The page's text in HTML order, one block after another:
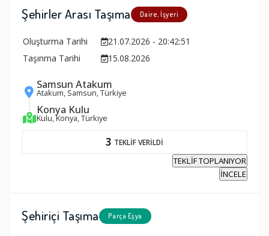
Şehirler Arası Taşıma Daire, İşyeri
Oluşturma Tarihi
21.07.2026 - 20:42:51
Taşınma Tarihi
15.08.2026
Samsun Atakum
Atakum, Samsun, Türkiye
Konya Kulu
Kulu, Konya, Türkiye
3 TEKLİF VERİLDİ
TEKLİF TOPLANIYOR
İNCELE
Şehiriçi Taşıma Parça Eşya